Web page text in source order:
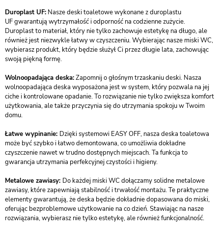
Duroplast UF: Nasze deski toaletowe wykonane z duroplastu
UF gwarantują wytrzymałość i odporność na codzienne zużycie.
Duroplast to materiał, który nie tylko zachowuje estetykę na długo, ale
również jest niezwykle łatwy w czyszczeniu. Wybierając nasze miski WC,
wybierasz produkt, który będzie służył Ci przez długie lata, zachowując
swoją piękną formę.
Wolnoopadająca deska:Zapomnij o głośnym trzaskaniu deski. Nasza
wolnoopadająca deska wyposażona jest w system, który pozwala na jej
ciche i kontrolowane opadanie. To rozwiązanie nie tylko zwiększa komfort
użytkowania, ale także przyczynia się do utrzymania spokoju w Twoim
domu.
Łatwe wypinanie: Dzięki systemowi EASY OFF, nasza deska toaletowa
może być szybko i łatwo demontowana, co umożliwia dokładne
czyszczenie nawet w trudno dostępnych miejscach. Ta funkcja to
gwarancja utrzymania perfekcyjnej czystości i higieny.
Metalowe zawiasy: Do każdej miski WC dołączamy solidne metalowe
zawiasy, które zapewniają stabilność i trwałość montażu. Te praktyczne
elementy gwarantują, że deska będzie dokładnie dopasowana do miski,
oferując bezproblemowe użytkowanie na co dzień. Stawiając na nasze
rozwiązania, wybierasz nie tylko estetykę, ale również funkcjonalność.